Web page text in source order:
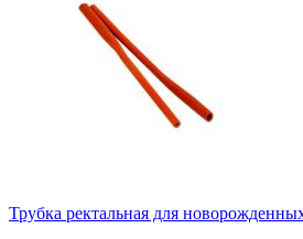
Трубка ректальная для